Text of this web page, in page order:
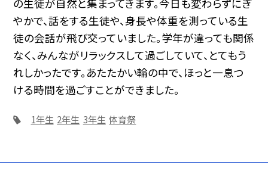
の生徒が自然と集まってきます。今日も変わらずにぎ
やかで、話をする生徒や、身長や体重を測っている生
徒の会話が飛び交っていました。学年が違っても関係
なく、みんながリラックスして過ごしていて、とてもう
れしかったです。あたたかい輪の中で、ほっと一息つ
ける時間を過ごすことができました。
1年生 2年生 3年生 体育祭